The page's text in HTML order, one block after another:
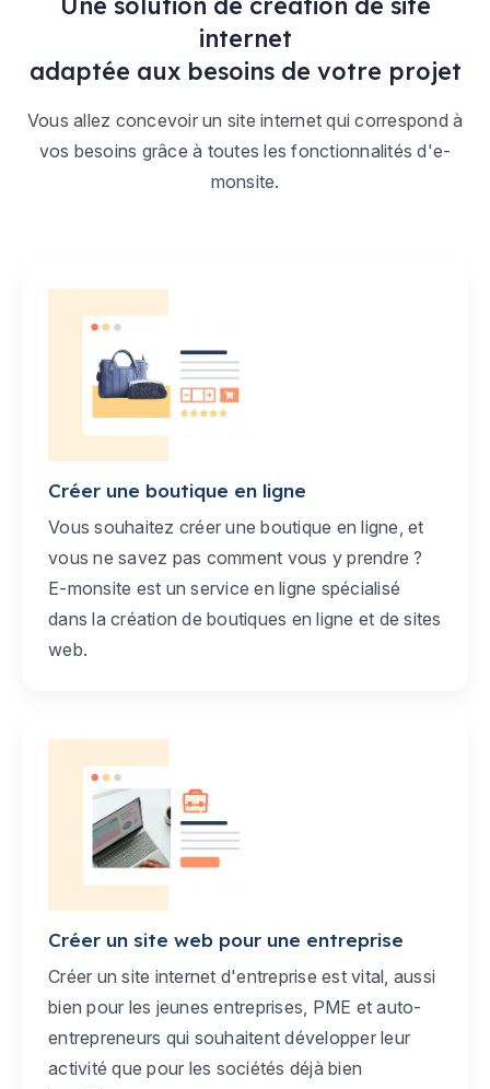
internet
adaptée aux besoins de votre projet
Vous allez concevoir un site internet qui correspond à
vos besoins grâce à toutes les fonctionnalités d'e-
monsite.
Créer une boutique en ligne
Vous souhaitez créer une boutique en ligne, et
vous ne savez pas comment vous y prendre ?
E-monsite est un service en ligne spécialisé
dans la création de boutiques en ligne et de sites
web.
Créer un site web pour une entreprise
Créer un site internet d'entreprise est vital, aussi
bien pour les jeunes entreprises, PME et auto-
entrepreneurs qui souhaitent développer leur
activité que pour les sociétés déjà bien